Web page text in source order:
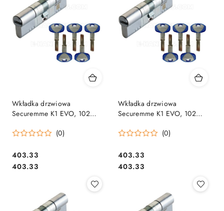
Wkładka drzwiowa
Securemme K1 EVO, 102
chrom
(0)
Cena:
403.33
Cena:
403.33
Wkładka drzwiowa
Securemme K1 EVO, 102
chrom
(0)
Cena:
403.33
Cena:
403.33